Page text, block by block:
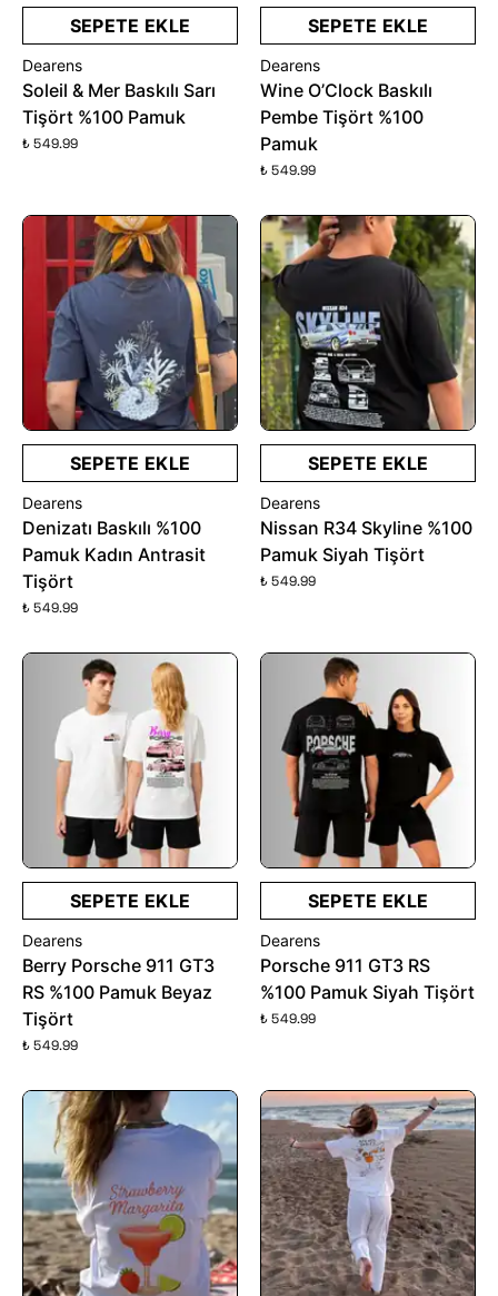
SEPETE EKLE
Dearens
Soleil & Mer Baskılı Sarı
Tişört %100 Pamuk
₺ 549.99
SEPETE EKLE
Dearens
Wine O’Clock Baskılı
Pembe Tişört %100
Pamuk
₺ 549.99
SEPETE EKLE
Dearens
Denizatı Baskılı %100
Pamuk Kadın Antrasit
Tişört
₺ 549.99
SEPETE EKLE
Dearens
Nissan R34 Skyline %100
Pamuk Siyah Tişört
₺ 549.99
SEPETE EKLE
Dearens
Berry Porsche 911 GT3
RS %100 Pamuk Beyaz
Tişört
₺ 549.99
SEPETE EKLE
Dearens
Porsche 911 GT3 RS
%100 Pamuk Siyah Tişört
₺ 549.99